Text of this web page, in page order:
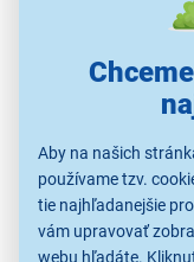
Aby na našich
používame tzv.
tie najhľadanejšie
vám upravovať
webu hľadáte.